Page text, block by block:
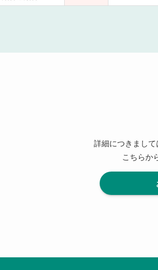
詳細につきまし
こちらか